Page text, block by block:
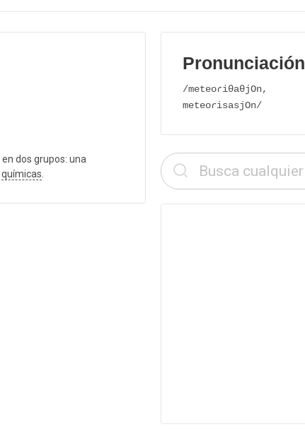
en dos grupos: una
químicas.
Pronunciación
/meteoɾiθaθjOn,
meteoɾisasjOn/